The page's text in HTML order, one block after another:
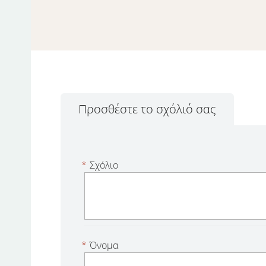
Προσθέστε το σχόλιό σας
Σχόλιο
*
Όνομα
*